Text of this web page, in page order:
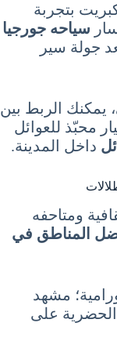
بتجربة
سياحه جورجيا
جولة سير
يمكنك الربط بين
محبّذ للعوائل
داخل المدينة.
ومتاحفه
المناطق في
مشهد
الحضرية على